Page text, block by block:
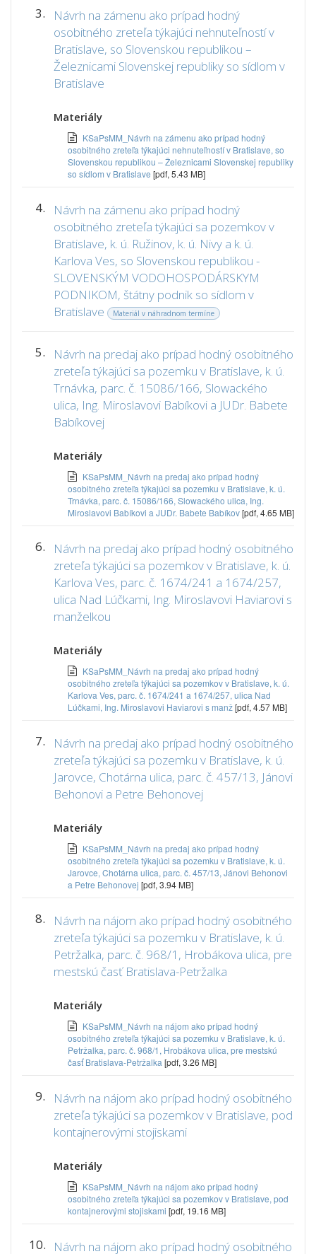
3.
Návrh na zámenu ako prípad hodný
osobitného zreteľa týkajúci nehnuteľností v
Bratislave, so Slovenskou republikou –
Železnicami Slovenskej republiky so sídlom v
Bratislave
Materiály
KSaPsMM_Návrh na zámenu ako prípad hodný
osobitného zreteľa týkajúci nehnuteľností v Bratislave, so
Slovenskou republikou – Železnicami Slovenskej republiky
so sídlom v Bratislave [pdf, 5.43 MB]
4.
Návrh na zámenu ako prípad hodný
osobitného zreteľa týkajúci sa pozemkov v
Bratislave, k. ú. Ružinov, k. ú. Nivy a k. ú.
Karlova Ves, so Slovenskou republikou -
SLOVENSKÝM VODOHOSPODÁRSKYM
PODNIKOM, štátny podnik so sídlom v
Bratislave
Materiál v náhradnom termíne
5.
Návrh na predaj ako prípad hodný osobitného
zreteľa týkajúci sa pozemku v Bratislave, k. ú.
Trnávka, parc. č. 15086/166, Slowackého
ulica, Ing. Miroslavovi Babíkovi a JUDr. Babete
Babíkovej
Materiály
KSaPsMM_Návrh na predaj ako prípad hodný
osobitného zreteľa týkajúci sa pozemku v Bratislave, k. ú.
Trnávka, parc. č. 15086/166, Slowackého ulica, Ing.
Miroslavovi Babíkovi a JUDr. Babete Babíkov[pdf, 4.65 MB]
6.
Návrh na predaj ako prípad hodný osobitného
zreteľa týkajúci sa pozemkov v Bratislave, k. ú.
Karlova Ves, parc. č. 1674/241 a 1674/257,
ulica Nad Lúčkami, Ing. Miroslavovi Haviarovi s
manželkou
Materiály
KSaPsMM_Návrh na predaj ako prípad hodný
osobitného zreteľa týkajúci sa pozemkov v Bratislave, k. ú.
Karlova Ves, parc. č. 1674/241 a 1674/257, ulica Nad
Lúčkami, Ing. Miroslavovi Haviarovi s manž[pdf, 4.57 MB]
7.
Návrh na predaj ako prípad hodný osobitného
zreteľa týkajúci sa pozemku v Bratislave, k. ú.
Jarovce, Chotárna ulica, parc. č. 457/13, Jánovi
Behonovi a Petre Behonovej
Materiály
KSaPsMM_Návrh na predaj ako prípad hodný
osobitného zreteľa týkajúci sa pozemku v Bratislave, k. ú.
Jarovce, Chotárna ulica, parc. č. 457/13, Jánovi Behonovi
a Petre Behonovej [pdf, 3.94 MB]
8.
Návrh na nájom ako prípad hodný osobitného
zreteľa týkajúci sa pozemku v Bratislave, k. ú.
Petržalka, parc. č. 968/1, Hrobákova ulica, pre
mestskú časť Bratislava-Petržalka
Materiály
KSaPsMM_Návrh na nájom ako prípad hodný
osobitného zreteľa týkajúci sa pozemku v Bratislave, k. ú.
Petržalka, parc. č. 968/1, Hrobákova ulica, pre mestskú
časť Bratislava-Petržalka [pdf, 3.26 MB]
9.
Návrh na nájom ako prípad hodný osobitného
zreteľa týkajúci sa pozemkov v Bratislave, pod
kontajnerovými stojiskami
Materiály
KSaPsMM_Návrh na nájom ako prípad hodný
osobitného zreteľa týkajúci sa pozemkov v Bratislave, pod
kontajnerovými stojiskami [pdf, 19.16 MB]
10. Návrh na nájom ako prípad hodný osobitného